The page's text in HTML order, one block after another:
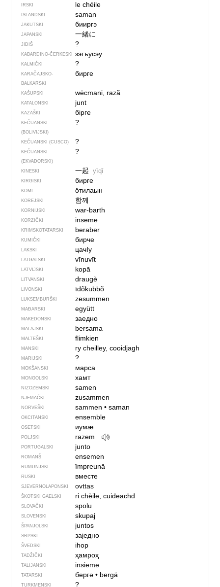
IRSKI le chéile
ISLANDSKI saman
JAKUTSKI бииргэ
JAPANSKI 一緒に
JIDIŠ ?
KABARDINO-ČERKESKI зэгъусэу
KALMIČKI ?
KARAČAJSKO-
BALKARSKI
бирге
KAŠUPSKI wëcmani, razã
KATALONSKI junt
KAZAŠKI бірге
KEČUANSKI
(BOLIVIJSKI)
?
KEČUANSKI (CUSCO) ?
KEČUANSKI
(EKVADORSKI)
?
KINESKI 一起 yīqǐ
KIRGISKI бирге
KOMI ӧтилаын
KOREJSKI 함께
KORNIJSKI war-barth
KORZIČKI inseme
KRIMSKOTATARSKI beraber
KUMIČKI бирче
LAKSKI цачIу
LATGALSKI vīnuvīt
LATVIJSKI kopā
LITVANSKI draugè
LIVONSKI īdõkubbõ
LUKSEMBURŠKI zesummen
MAĐARSKI együtt
MAKEDONSKI заедно
MALAJSKI bersama
MALTEŠKI flimkien
MANSKI ry cheilley, cooidjagh
MARIJSKI ?
MOKŠANSKI марса
MONGOLSKI хамт
NIZOZEMSKI samen
NJEMAČKI zusammen
NORVEŠKI sammen• saman
OKCITANSKI ensemble
OSETSKI иумӕ
POLJSKI razem
PORTUGALSKI junto
ROMANŠ ensemen
RUMUNJSKI împreună
RUSKI вместе
SJEVER­NO­LA­PONSKI ovttas
ŠKOTSKI GAELSKI ri chèile, cuideachd
SLOVAČKI spolu
SLOVENSKI skupaj
ŠPANJOLSKI juntos
SRPSKI заједно
ŠVEDSKI ihop
TADŽIČKI ҳамроҳ
TALIJANSKI insieme
TATARSKI бергә• bergä
TURKMENSKI ?